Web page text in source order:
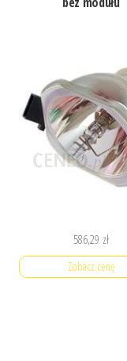
586,29 zł
Zobacz cenę